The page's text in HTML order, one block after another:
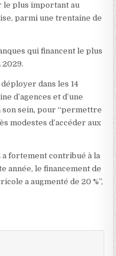
le plus important au
parmi une trentaine de
qui financent le plus
2029.
dans les 14
d’agences et d’une
sein, pour “permettre
modestes d’accéder aux
a fortement contribué à la
année, le financement de
a augmenté de 20 %”,